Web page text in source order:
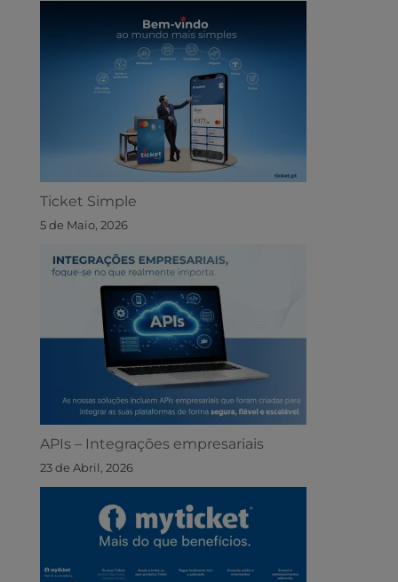
Ticket Simple
5 de Maio, 2026
APIs – Integrações empresariais
23 de Abril, 2026